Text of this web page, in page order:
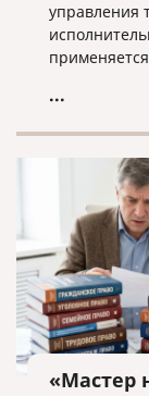
управления
...
«Мастер